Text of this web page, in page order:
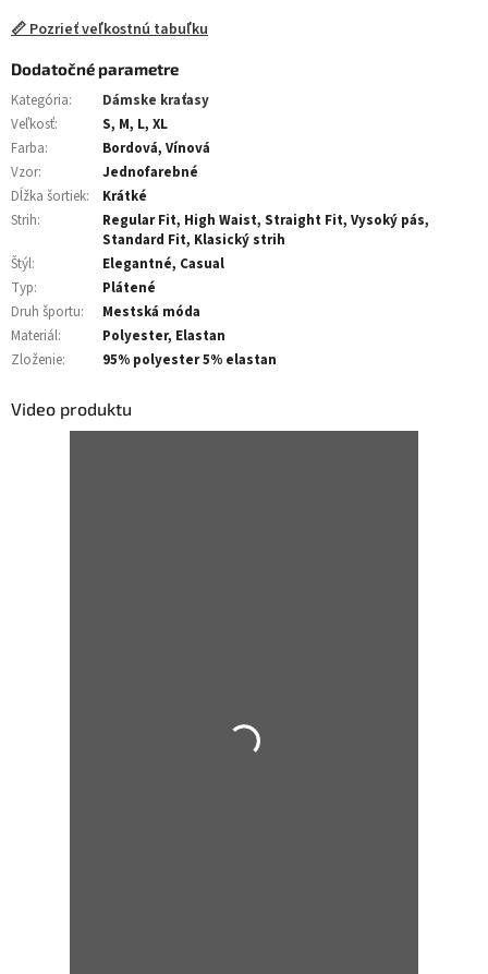
📏 Pozrieť veľkostnú tabuľku
Dodatočné parametre
Kategória:
Dámske kraťasy
Veľkosť:
S, M, L, XL
Farba:
Bordová, Vínová
Vzor:
Jednofarebné
Dĺžka šortiek:
Krátké
Strih:
Regular Fit, High Waist, Straight Fit, Vysoký pás,
Standard Fit, Klasický strih
Štýl:
Elegantné, Casual
Typ:
Plátené
Druh športu:
Mestská móda
Materiál:
Polyester, Elastan
Zloženie: 95% polyester 5% elastan
Video produktu